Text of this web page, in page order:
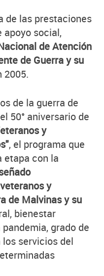
de las prestaciones
social,
de Atención
de Guerra y su
2005.
de la guerra de
50° aniversario de
y
, el programa que
etapa con la
y
de Malvinas y su
bienestar
grado de
servicios del